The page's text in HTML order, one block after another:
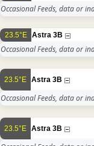
Occasional Feeds, data or
23.5°E Astra 3B
Occasional Feeds, data or
23.5°E Astra 3B
Occasional Feeds, data or
23.5°E Astra 3B